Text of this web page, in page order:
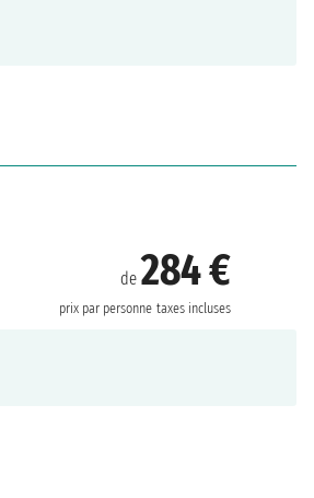
de284 €
prix par personne taxes incluses